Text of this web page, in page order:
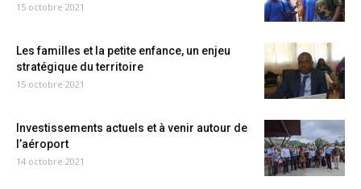
15 octobre 2021
Les familles et la petite enfance, un enjeu
stratégique du territoire
15 octobre 2021
Investissements actuels et à venir autour de
l’aéroport
14 octobre 2021